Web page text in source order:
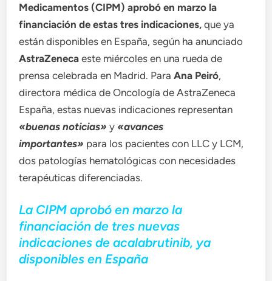
Medicamentos (CIPM) aprobó en marzo la
financiación de estas tres indicaciones,que ya
están disponibles en España, según ha anunciado
AstraZeneca este miércoles en una rueda de
prensa celebrada en Madrid. ParaAna Peiró,
directora médica de Oncología de AstraZeneca
España, estas nuevas indicaciones representan
«buenas noticias» y «avances
importantes» para los pacientes con LLC y LCM,
dos patologías hematológicas con necesidades
terapéuticas diferenciadas.
La CIPM aprobó en marzo la
financiación de tres nuevas
indicaciones de acalabrutinib, ya
disponibles en España